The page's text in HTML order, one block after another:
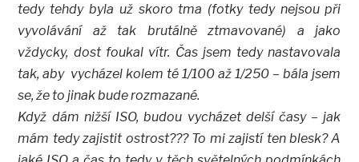
tedy tehdy byla už skoro tma (fotky tedy nejsou při
vyvolávání až tak brutálně ztmavované) a jako
vždycky, dost foukal vítr. Čas jsem tedy nastavovala
tak, aby vycházel kolem té 1/100 až 1/250 – bála jsem
se, že to jinak bude rozmazané.
Když dám nižší ISO, budou vycházet delší časy – jak
mám tedy zajistit ostrost??? To mi zajistí ten blesk? A